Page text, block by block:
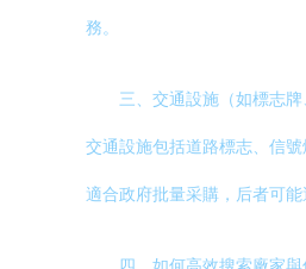
務。
三、交通設施（如標志
交通設施包括道路標志、信
適合政府批量采購，后者可能